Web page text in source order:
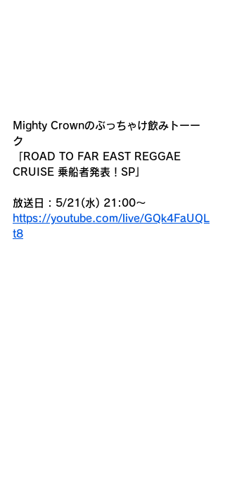
Mighty Crownのぶっちゃけ飲みトーー
ク
「ROAD TO FAR EAST REGGAE
CRUISE 乗船者発表！SP」
放送日 : 5/21(水) 21:00〜
https://youtube.com/live/GQk4FaUQL
t8